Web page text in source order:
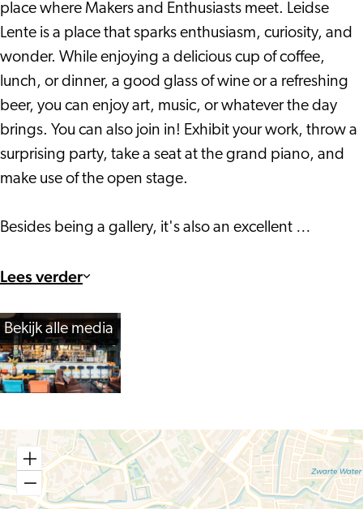
place where Makers and Enthusiasts meet. Leidse
Lente is a place that sparks enthusiasm, curiosity, and
wonder. While enjoying a delicious cup of coffee,
lunch, or dinner, a good glass of wine or a refreshing
beer, you can enjoy art, music, or whatever the day
brings. You can also join in! Exhibit your work, throw a
surprising party, take a seat at the grand piano, and
make use of the open stage.
Besides being a gallery, it's also an excellent …
Lees verder
Bekijk alle media